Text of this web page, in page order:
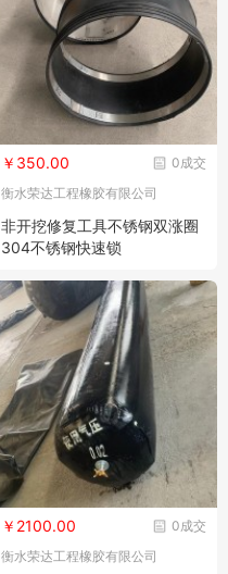
0成交
￥350.00
衡水荣达工程橡胶有限公司
非开挖修复工具不锈钢双涨圈
304不锈钢快速锁
0成交
￥2100.00
衡水荣达工程橡胶有限公司